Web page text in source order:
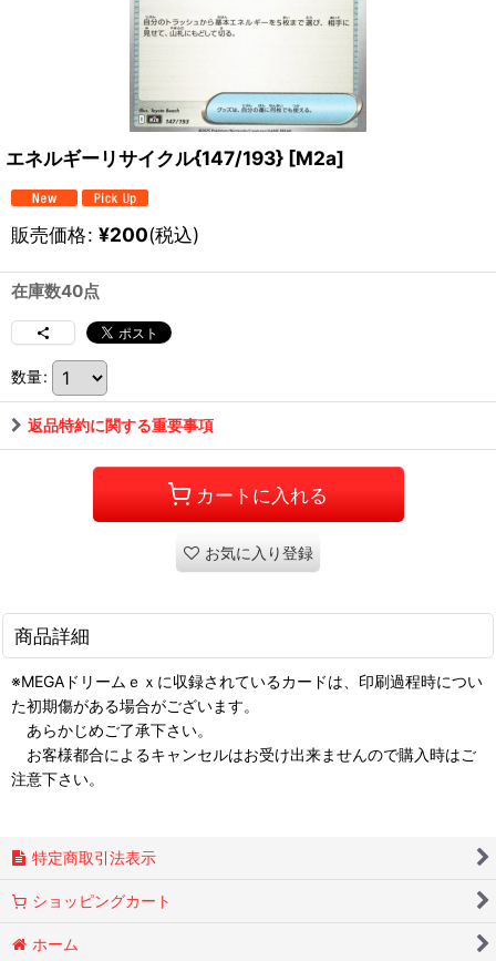
エネルギーリサイクル{147/193} [M2a]
販売価格: ¥200(税込)
在庫数40点
数量:
返品特約に関する重要事項
カートに入れる
お気に入り登録
商品詳細
※MEGAドリームｅｘに収録されているカードは、印刷過程時につい
た初期傷がある場合がございます。
あらかじめご了承下さい。
お客様都合によるキャンセルはお受け出来ませんので購入時はご
注意下さい。
特定商取引法表示
ショッピングカート
ホーム